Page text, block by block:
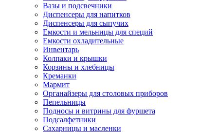
Вазы и подсвечники
Диспенсеры для напитков
Диспенсеры для сыпучих
Емкости и мельницы для специй
Емкости охладительные
Инвентарь
Колпаки и крышки
Корзины и хлебницы
Креманки
Мармит
Органайзеры для столовых приборов
Пепельницы
Подносы и витрины для фуршета
Подсалфетники
Сахарницы и масленки